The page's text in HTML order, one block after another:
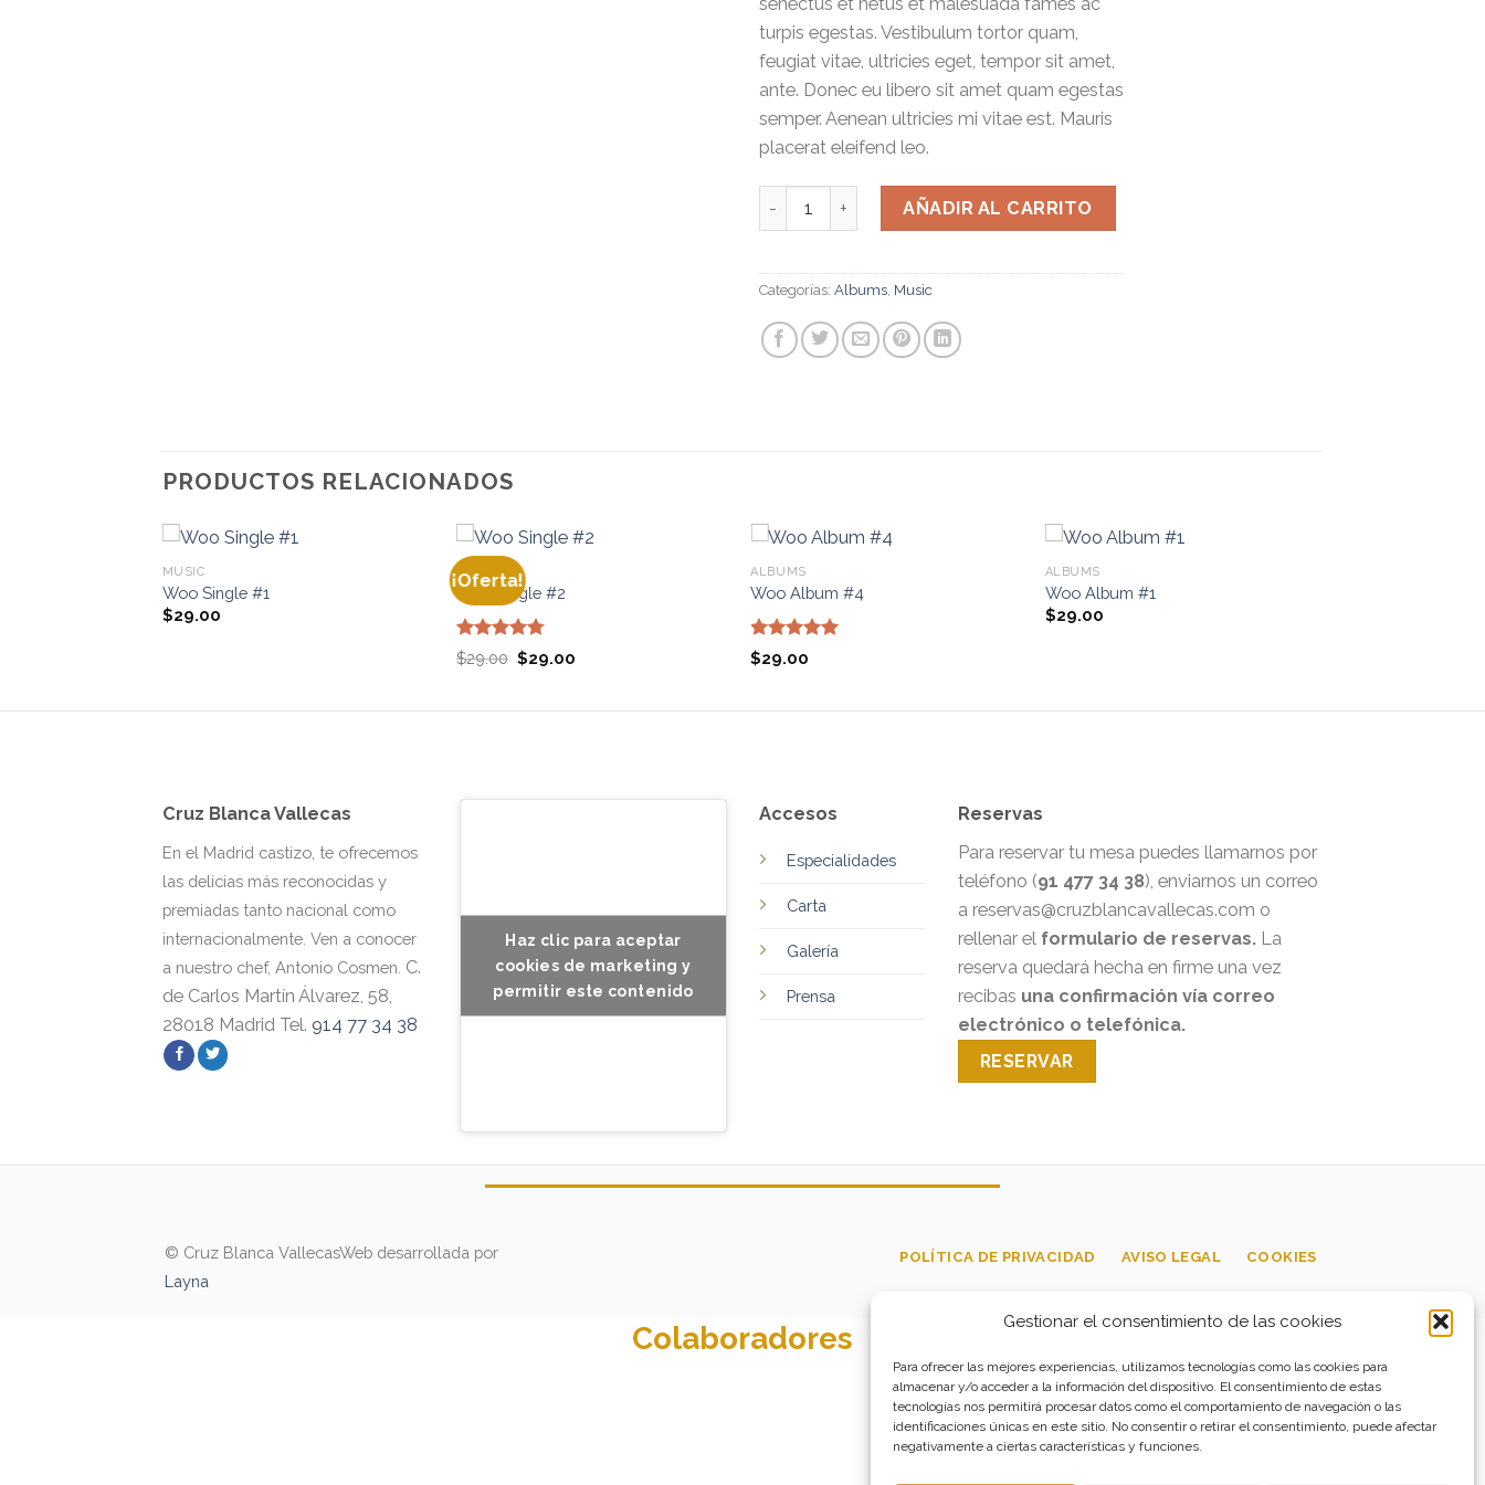
Gestionar el consentimiento de las cookies
Para ofrecer las mejores experiencias, utilizamos tecnologías como las cookies para
almacenar y/o acceder a la información del dispositivo. El consentimiento de estas
tecnologías nos permitirá procesar datos como el comportamiento de navegación o las
identificaciones únicas en este sitio. No consentir o retirar el consentimiento, puede afectar
negativamente a ciertas características y funciones.
turpis egestas. Vestibulum tortor quam,
feugiat vitae, ultricies eget, tempor sit amet,
ante. Donec eu libero sit amet quam egestas
semper. Aenean ultricies mi vitae est. Mauris
placerat eleifend leo.
Woo Album #3 cantidad
AÑADIR AL CARRITO
Categorías: Albums Music
PRODUCTOS RELACIONADOS
MUSIC
Woo Single #1
$29.00
¡Oferta!
MUSIC
Woo Single #2
Valorado
con
4.75
$29.00 El
precio
$29.00
ALBUMS
Woo Album #4
Valorado
con
$29.00
ALBUMS
Woo Album #1
$29.00
Cruz Blanca Vallecas
En el Madrid castizo, te ofrecemos
las delicias más reconocidas y
premiadas tanto nacional como
internacionalmente. Ven a conocer
a nuestro chef, Antonio Cosmen. C.
de Carlos Martín Álvarez, 58,
28018 Madrid Tel. 914 77 34 38
Haz clic para aceptar
cookies de marketing y
permitir este contenido
Accesos
Especialidades
Carta
Galería
Prensa
Reservas
Para reservar tu mesa puedes llamarnos por
teléfono (91 477 34 38), enviarnos un correo
a reservas@cruzblancavallecas.com o
rellenar el formulario de reservas. La
reserva quedará hecha en firme una vez
recibas una confirmación vía correo
electrónico o telefónica.
RESERVAR
© Cruz Blanca VallecasWeb desarrollada por
Layna
POLÍTICA DE PRIVACIDAD AVISO LEGAL COOKIES
Colaboradores